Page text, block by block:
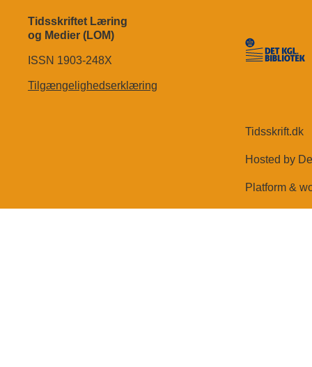
Tidsskriftet Læring
og Medier (LOM)
ISSN 1903-248X
Tilgængelighedserklæring